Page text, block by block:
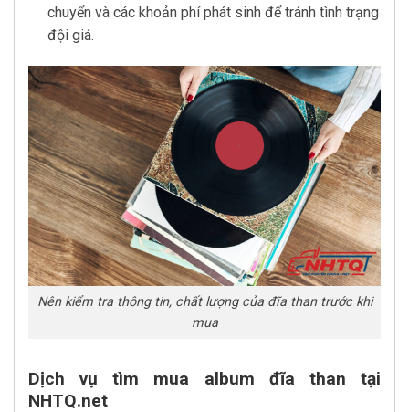
chuyển và các khoản phí phát sinh để tránh tình trạng
đội giá.
Nên kiểm tra thông tin, chất lượng của đĩa than trước khi
mua
Dịch vụ tìm mua album đĩa than tại
NHTQ.net